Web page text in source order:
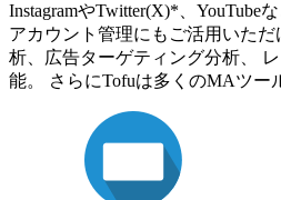
InstagramやTwitter(X)*、
アカウント管理にもご活用いた
析、広告ターゲティング分析、
能。 さらにTofuは多くのMAツー